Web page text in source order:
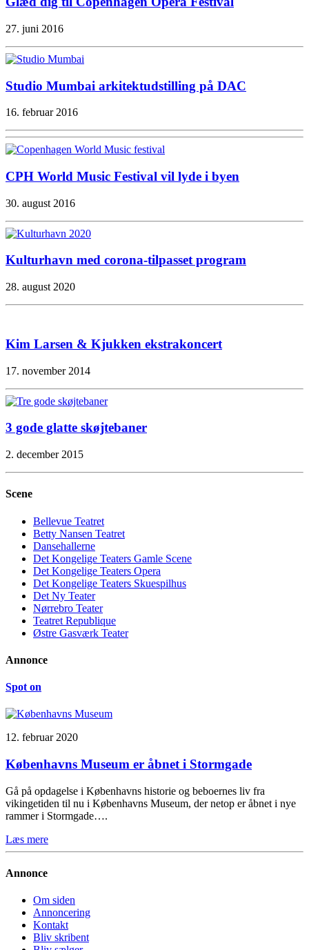
27. juni 2016
Studio Mumbai arkitektudstilling på DAC
16. februar 2016
CPH World Music Festival vil lyde i byen
30. august 2016
Kulturhavn med corona-tilpasset program
28. august 2020
Kim Larsen & Kjukken ekstrakoncert
17. november 2014
3 gode glatte skøjtebaner
2. december 2015
Scene
Bellevue Teatret
Betty Nansen Teatret
Dansehallerne
Det Kongelige Teaters Gamle Scene
Det Kongelige Teaters Opera
Det Kongelige Teaters Skuespilhus
Det Ny Teater
Nørrebro Teater
Teatret Republique
Østre Gasværk Teater
Annonce
Spot on
12. februar 2020
Københavns Museum er åbnet i Stormgade
Gå på opdagelse i Københavns historie og beboernes liv fra
vikingetiden til nu i Københavns Museum, der netop er åbnet i nye
rammer i Stormgade….
Læs mere
Annonce
Om siden
Annoncering
Kontakt
Bliv skribent